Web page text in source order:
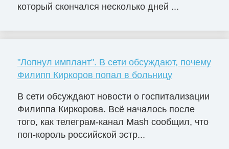
который скончался несколько дней ...
"Лопнул имплант". В сети обсуждают, почему
Филипп Киркоров попал в больницу
В сети обсуждают новости о госпитализации
Филиппа Киркорова. Всё началось после
того, как телеграм-канал Mash сообщил, что
поп-король российской эстр...